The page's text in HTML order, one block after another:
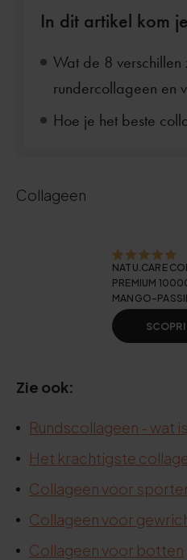
In dit artikel kom
Wat de 8 verschillen
rundercollageen en
Hoe je het beste
Collageen
NATU.CARE
PREMIUM
MANGO-
SCOPRI
Zie ook:
Rundscollageen - wat
Het krachtigste
Collageen voor
Collageen voor
Collageen voor botten